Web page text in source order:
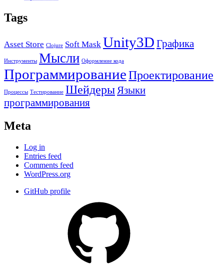
Tags
Asset Store Clojure Soft Mask Unity3D Графика
Инструменты Мысли Оформление кода
ПрограммированиеПроектирование
Процессы Тестирование ШейдерыЯзыки
программирования
Meta
Log in
Entries feed
Comments feed
WordPress.org
GitHub profile